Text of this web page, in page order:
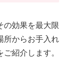
の効果を最大限
所からお手入れ
紹介します。